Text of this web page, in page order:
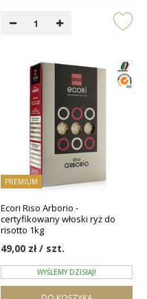
PREMIUM
Ecori Riso Arborio -
certyfikowany włoski ryż do
risotto 1kg
49,00 zł / szt.
WYŚLEMY DZISIAJ!